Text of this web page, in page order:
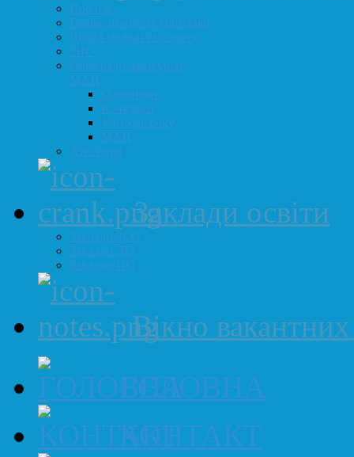
Про нас
Графік прийому громадян
Відділ молоді та спорту
ЗНО
Олімпіади, конкурси,
МАН
Олімпіади
Конкурси
Учитель року
МАН
Атестація
Заклади освіти
Заклади ЗСО
Заклади ДО
Заклади ПО
Вікно
ГОЛОВНА
КОНТАКТ